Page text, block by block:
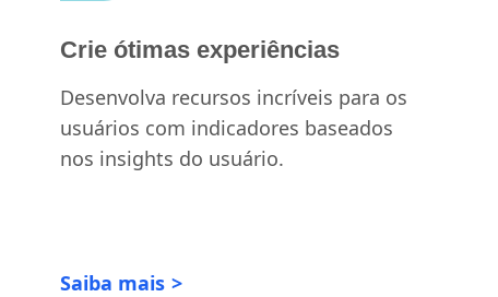
Crie ótimas experiências
Desenvolva recursos incríveis para os
usuários com indicadores baseados
nos insights do usuário.
Saiba mais